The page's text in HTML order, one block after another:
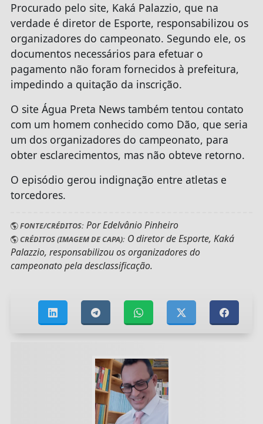
Procurado pelo site, Kaká Palazzio, que na
verdade é diretor de Esporte, responsabilizou os
organizadores do campeonato. Segundo ele, os
documentos necessários para efetuar o
pagamento não foram fornecidos à prefeitura,
impedindo a quitação da inscrição.
O site Água Preta News também tentou contato
com um homem conhecido como Dão, que seria
um dos organizadores do campeonato, para
obter esclarecimentos, mas não obteve retorno.
O episódio gerou indignação entre atletas e
torcedores.
FONTE/CRÉDITOS:Por Edelvânio Pinheiro
CRÉDITOS (IMAGEM DE CAPA):O diretor de Esporte, Kaká
Palazzio, responsabilizou os organizadores do
campeonato pela desclassificação.